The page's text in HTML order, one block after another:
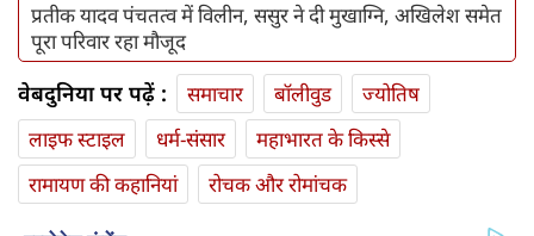
प्रतीक यादव पंचतत्व में विलीन, ससुर ने दी मुखाग्नि, अखिलेश समेत
पूरा परिवार रहा मौजूद
वेबदुनिया पर पढ़ें : समाचार बॉलीवुड
ज्योतिष
लाइफ स्‍टाइल
धर्म-संसार
महाभारत के किस्से
रामायण की कहानियां
रोचक और रोमांचक